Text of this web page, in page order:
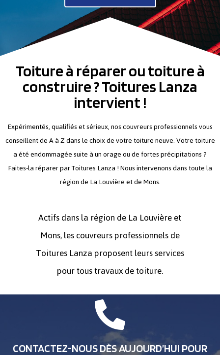
Toiture à réparer ou toiture à
construire ? Toitures Lanza
intervient !
Expérimentés, qualifiés et sérieux, nos couvreurs professionnels vous
conseillent de A à Z dans le choix de votre toiture neuve. Votre toiture
a été endommagée suite à un orage ou de fortes précipitations ?
Faites-la réparer par Toitures Lanza ! Nous intervenons dans toute la
région de La Louvière et de Mons.
Actifs dans la région de La Louvière et
Mons, les couvreurs professionnels de
Toitures Lanza proposent leurs services
pour tous travaux de toiture.
CONTACTEZ-NOUS DÈS AUJOURD’HUI POUR